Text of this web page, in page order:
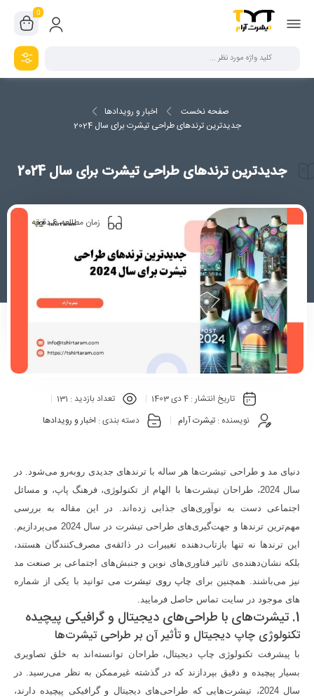
0
صفحه نخست
اخبار و رویدادها
جدیدترین ترندهای طراحی تیشرت برای سال 2024
جدیدترین ترندهای طراحی تیشرت برای سال 2024
زمان مطالعه 6دقیقه
تاریخ انتشار : 4 دی 1403 تعداد بازدید : 131
نویسنده :تیشرت آرام دسته بندی : اخبار و رویدادها
دنیای مد و طراحی تیشرت‌ها هر ساله با ترندهای جدیدی روبه‌رو می‌شود. در
سال 2024، طراحان تیشرت‌ها با الهام از تکنولوژی، فرهنگ پاپ، و مسائل
اجتماعی دست به نوآوری‌های جذابی زده‌اند. در این مقاله به بررسی
مهم‌ترین ترندها و جهت‌گیری‌های طراحی تیشرت در سال 2024 می‌پردازیم.
این ترندها نه تنها بازتاب‌دهنده تغییرات در ذائقه‌ی مصرف‌کنندگان هستند،
بلکه نشان‌دهنده‌ی تاثیر فناوری‌های نوین و جنبش‌های اجتماعی بر صنعت مد
نیز می‌باشند. همچنین برای چاپ روی تیشرت می توانید با یکی از شماره
های موجود در سایت تماس حاصل فرمایید.
1. تیشرت‌های با طراحی‌های دیجیتال و گرافیکی پیچیده
تکنولوژی چاپ دیجیتال و تأثیر آن بر طراحی تیشرت‌ها
با پیشرفت تکنولوژی چاپ دیجیتال، طراحان توانسته‌اند به خلق تصاویری
بسیار پیچیده و دقیق بپردازند که در گذشته غیرممکن به نظر می‌رسید. در
سال 2024، تیشرت‌هایی که طراحی‌های دیجیتال و گرافیکی پیچیده دارند،